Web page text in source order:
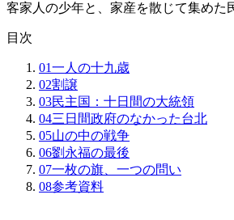
客家人の少年と、家産を散じて集めた
目次
01一人の十九歳
02割譲
03民主国：十日間の大統領
04三日間政府のなかった台北
05山の中の戦争
06劉永福の最後
07一枚の旗、一つの問い
08参考資料